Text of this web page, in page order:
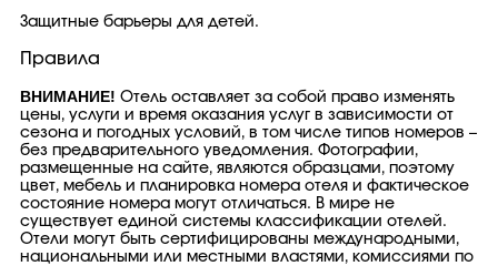
Защитные барьеры для детей.
Правила
ВНИМАНИЕ! Отель оставляет за собой право изменять
цены, услуги и время оказания услуг в зависимости от
сезона и погодных условий, в том числе типов номеров –
без предварительного уведомления. Фотографии,
размещенные на сайте, являются образцами, поэтому
цвет, мебель и планировка номера отеля и фактическое
состояние номера могут отличаться. В мире не
существует единой системы классификации отелей.
Отели могут быть сертифицированы международными,
национальными или местными властями, комиссиями по